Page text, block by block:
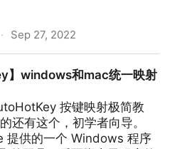
· Sep 27, 2022
】windows和mac统一映射
按键映射极简教
还有这个，初学者向导。
提供的一个 Windows 程序